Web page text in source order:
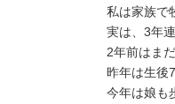
私は家族で
実は、3年
2年前はま
昨年は生後
今年は娘も